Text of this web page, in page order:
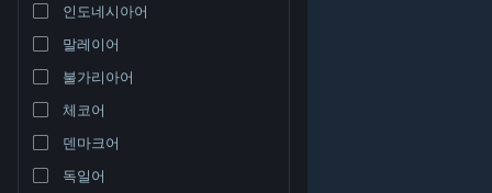
인도네시아어
말레이어
불가리아어
체코어
덴마크어
독일어